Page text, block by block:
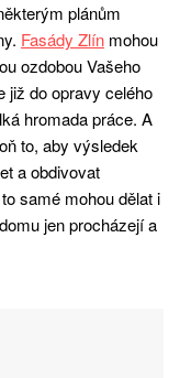
plánům
Fasády Zlín mohou
ozdobou Vašeho
již do opravy celého
hromada práce. A
to, aby výsledek
a obdivovat
samé mohou dělat i
jen procházejí a